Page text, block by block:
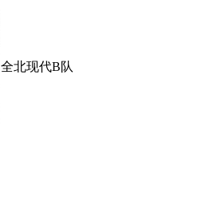
全北现代B队